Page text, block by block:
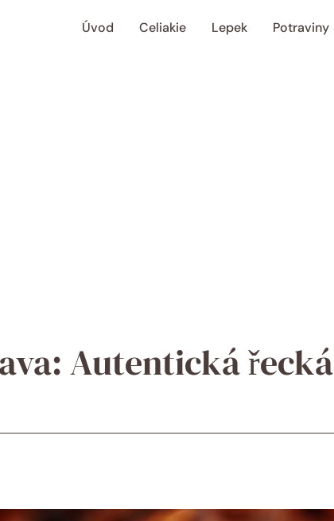
Úvod Celiakie Lepek Potraviny
Autentická řecká